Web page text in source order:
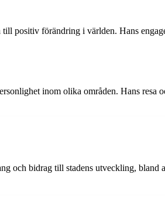
positiv förändring i världen. Hans
inom olika områden. Hans resa
och bidrag till stadens utveckling, bland